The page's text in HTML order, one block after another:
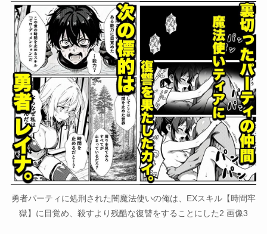
勇者パーティに処刑された闇魔法使いの俺は、EXスキル【時間牢
獄】に目覚め、殺すより残酷な復讐をすることにした2 画像3